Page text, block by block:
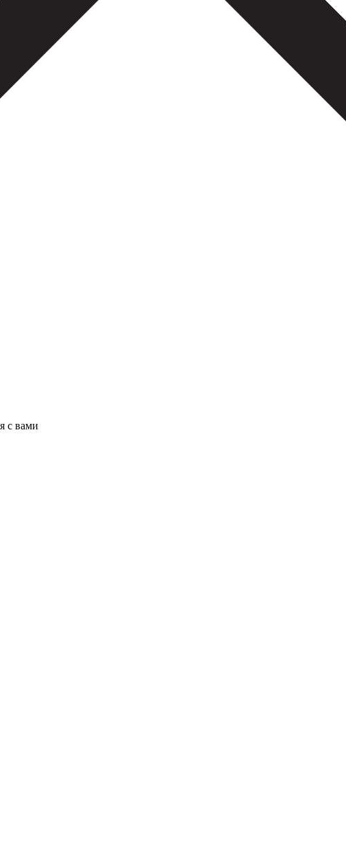
с вами